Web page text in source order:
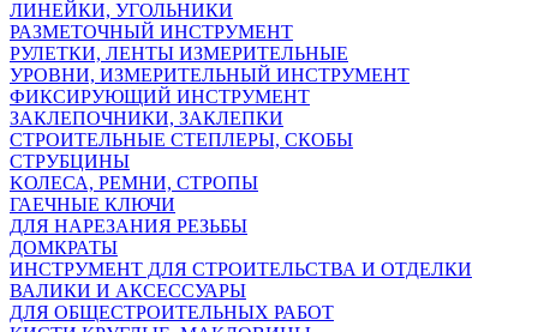
ЛИНЕЙКИ, УГОЛЬНИКИ
РАЗМЕТОЧНЫЙ ИНСТРУМЕНТ
РУЛЕТКИ, ЛЕНТЫ ИЗМЕРИТЕЛЬНЫЕ
УРОВНИ, ИЗМЕРИТЕЛЬНЫЙ ИНСТРУМЕНТ
ФИКСИРУЮЩИЙ ИНСТРУМЕНТ
ЗАКЛЕПОЧНИКИ, ЗАКЛЕПКИ
СТРОИТЕЛЬНЫЕ СТЕПЛЕРЫ, СКОБЫ
СТРУБЦИНЫ
KОЛЕСА, РЕМНИ, СТРОПЫ
ГАЕЧНЫЕ КЛЮЧИ
ДЛЯ НАРЕЗАНИЯ РЕЗЬБЫ
ДОМКРАТЫ
ИНСТРУМЕНТ ДЛЯ СТРОИТЕЛЬСТВА И ОТДЕЛКИ
ВАЛИКИ И АКСЕССУАРЫ
ДЛЯ ОБЩЕСТРОИТЕЛЬНЫХ РАБОТ